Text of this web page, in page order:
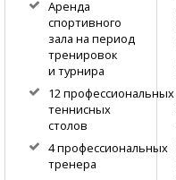
Аренда
спортивного
зала на период
тренировок
и турнира
12 профессиональных
теннисных
столов
4 профессиональных
тренера